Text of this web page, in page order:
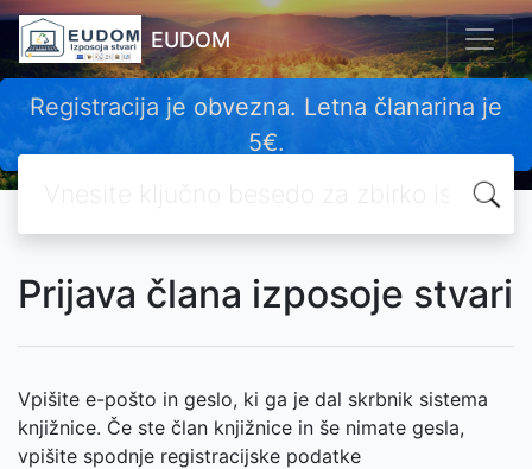
EUDOM
Registracija je obvezna. Letna članarina je
5€.
Iskanje
Prijava člana izposoje stvari
Vpišite e-pošto in geslo, ki ga je dal skrbnik sistema
knjižnice. Če ste član knjižnice in še nimate gesla,
vpišite spodnje registracijske podatke